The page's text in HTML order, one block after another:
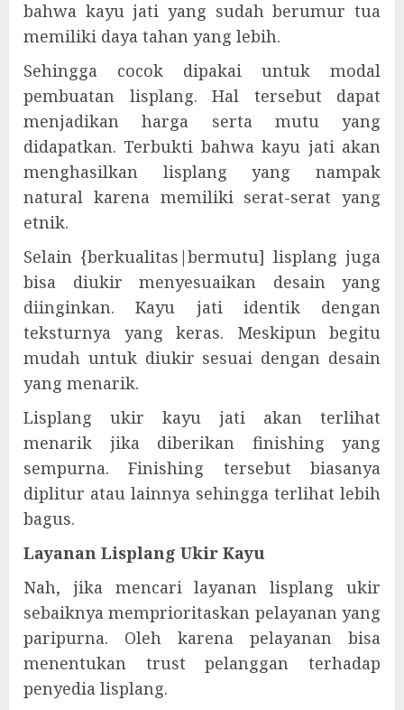
bahwa kayu jati yang sudah berumur tua
memiliki daya tahan yang lebih.
Sehingga cocok dipakai untuk modal
pembuatan lisplang. Hal tersebut dapat
menjadikan harga serta mutu yang
didapatkan. Terbukti bahwa kayu jati akan
menghasilkan lisplang yang nampak
natural karena memiliki serat-serat yang
etnik.
Selain {berkualitas|bermutu] lisplang juga
bisa diukir menyesuaikan desain yang
diinginkan. Kayu jati identik dengan
teksturnya yang keras. Meskipun begitu
mudah untuk diukir sesuai dengan desain
yang menarik.
Lisplang ukir kayu jati akan terlihat
menarik jika diberikan finishing yang
sempurna. Finishing tersebut biasanya
diplitur atau lainnya sehingga terlihat lebih
bagus.
Layanan Lisplang Ukir Kayu
Nah, jika mencari layanan lisplang ukir
sebaiknya memprioritaskan pelayanan yang
paripurna. Oleh karena pelayanan bisa
menentukan trust pelanggan terhadap
penyedia lisplang.